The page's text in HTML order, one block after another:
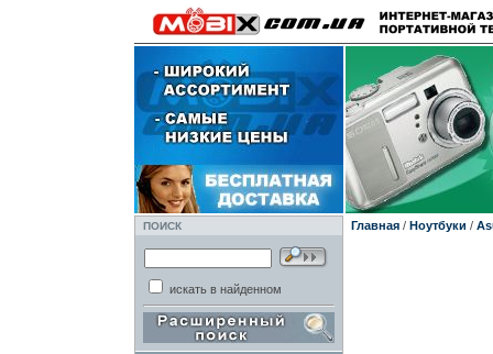
ПОИСК
искать в найденном
Главная/ Ноутбуки /